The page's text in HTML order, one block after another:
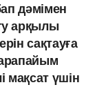
дәмімен
арқылы
сақтауға
мақсат үшін